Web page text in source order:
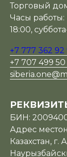
Торговый
Часы
18:00,
+7 777 362 92
+7 707 499
БИН:
Адрес
Казахстан, г.